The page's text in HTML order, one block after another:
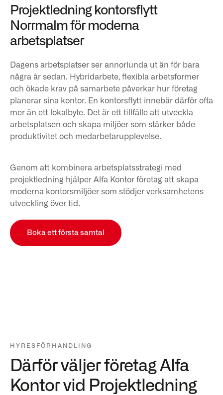
Projektledning kontorsflytt
Norrmalm för moderna
arbetsplatser
Dagens arbetsplatser ser annorlunda ut än för bara
några år sedan. Hybridarbete, flexibla arbetsformer
och ökade krav på samarbete påverkar hur företag
planerar sina kontor. En kontorsflytt innebär därför ofta
mer än ett lokalbyte. Det är ett tillfälle att utveckla
arbetsplatsen och skapa miljöer som stärker både
produktivitet och medarbetarupplevelse.
Genom att kombinera arbetsplatsstrategi med
projektledning hjälper Alfa Kontor företag att skapa
moderna kontorsmiljöer som stödjer verksamhetens
utveckling över tid.
Boka ett första samtal
HYRESFÖRHANDLING
Därför väljer företag Alfa
Kontor vid Projektledning